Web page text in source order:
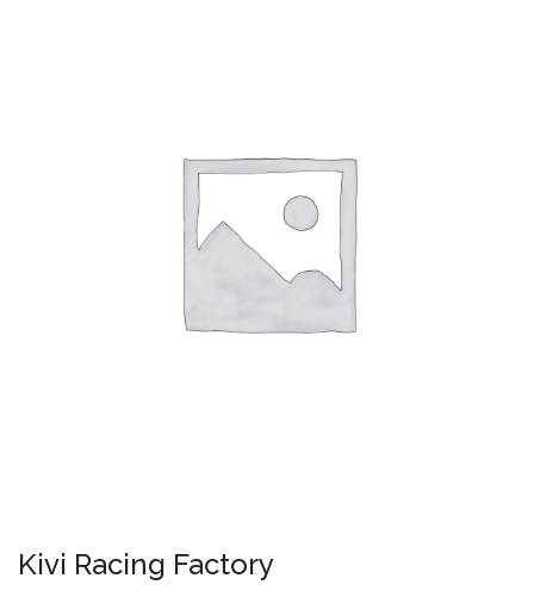
Kivi Racing Factory